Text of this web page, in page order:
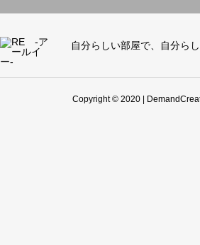
自分らしい部屋で、自分ら
Copyright © 2020 |